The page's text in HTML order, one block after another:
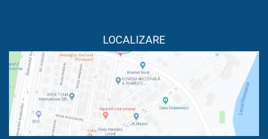
LOCALIZARE